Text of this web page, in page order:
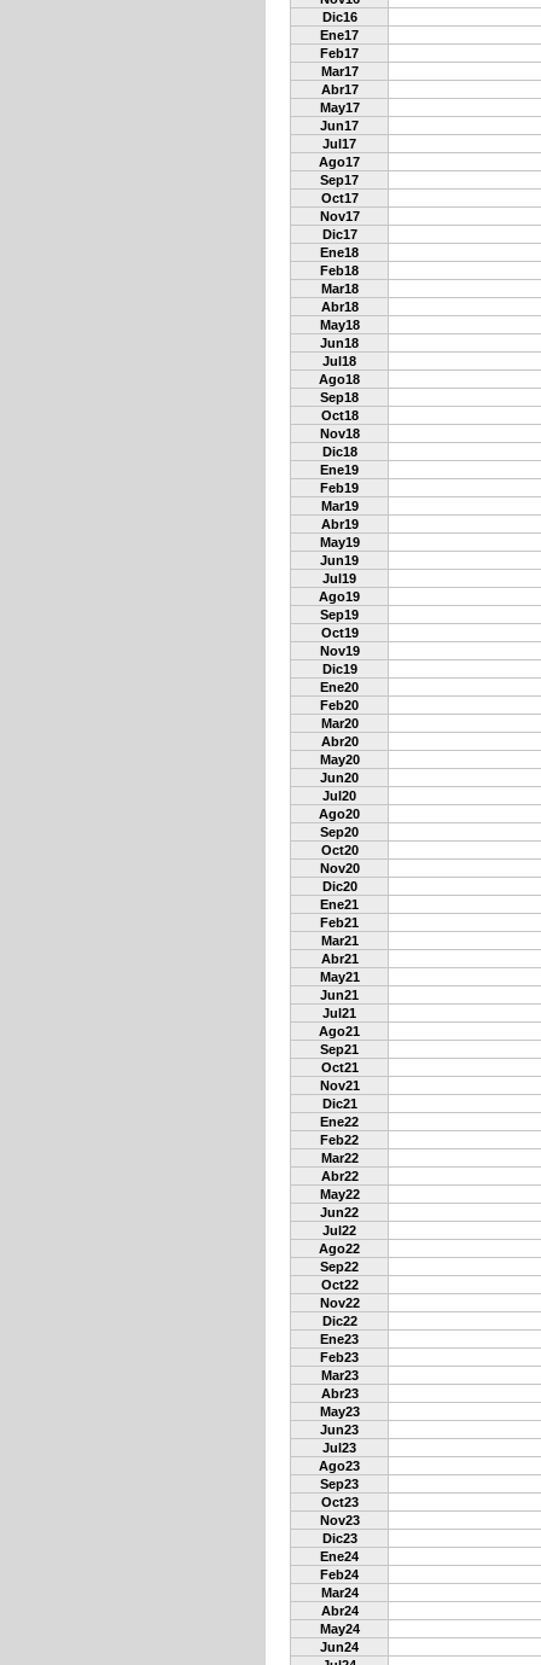
Dic16
Ene17
Feb17
Mar17
Abr17
May17
Jun17
Jul17
Ago17
Sep17
Oct17
Nov17
Dic17
Ene18
Feb18
Mar18
Abr18
May18
Jun18
Jul18
Ago18
Sep18
Oct18
Nov18
Dic18
Ene19
Feb19
Mar19
Abr19
May19
Jun19
Jul19
Ago19
Sep19
Oct19
Nov19
Dic19
Ene20
Feb20
Mar20
Abr20
May20
Jun20
Jul20
Ago20
Sep20
Oct20
Nov20
Dic20
Ene21
Feb21
Mar21
Abr21
May21
Jun21
Jul21
Ago21
Sep21
Oct21
Nov21
Dic21
Ene22
Feb22
Mar22
Abr22
May22
Jun22
Jul22
Ago22
Sep22
Oct22
Nov22
Dic22
Ene23
Feb23
Mar23
Abr23
May23
Jun23
Jul23
Ago23
Sep23
Oct23
Nov23
Dic23
Ene24
Feb24
Mar24
Abr24
May24
Jun24